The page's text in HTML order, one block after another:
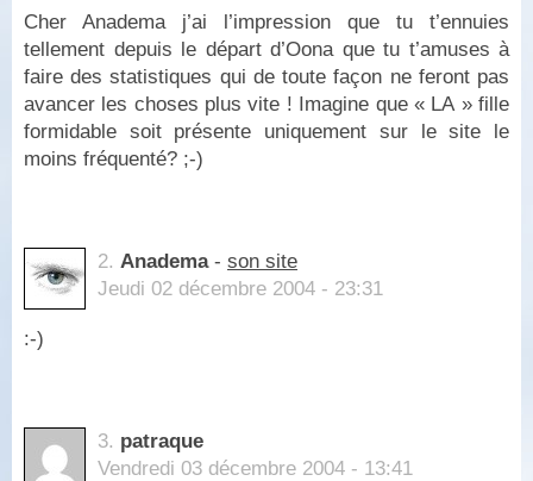
Cher Anadema j’ai l’impression que tu t’ennuies
tellement depuis le départ d’Oona que tu t’amuses à
faire des statistiques qui de toute façon ne feront pas
avancer les choses plus vite ! Imagine que « LA » fille
formidable soit présente uniquement sur le site le
moins fréquenté? ;-)
2. Anadema- son site
Jeudi 02 décembre 2004 - 23:31
:-)
3. patraque
Vendredi 03 décembre 2004 - 13:41